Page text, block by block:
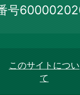
号
このサイトについ
て